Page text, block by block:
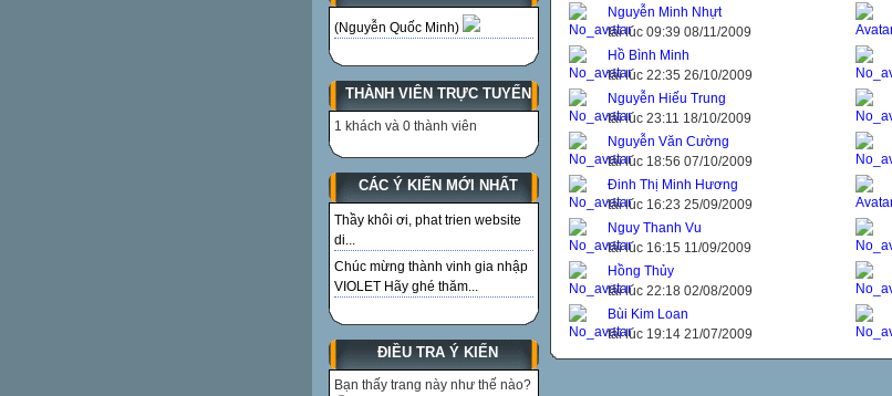
(Nguyễn Quốc Minh)
THÀNH VIÊN TRỰC TUYẾN
1 khách và 0 thành viên
CÁC Ý KIẾN MỚI NHẤT
Thầy khôi ơi, phat trien website
di...
Chúc mừng thành vinh gia nhập
VIOLET Hãy ghé thăm...
ĐIỀU TRA Ý KIẾN
Bạn thấy trang này như thế nào?
Nguyễn Minh Nhựt
tải lúc 09:39 08/11/2009
Hồ Bình Minh
tải lúc 22:35 26/10/2009
Nguyễn Hiếu Trung
tải lúc 23:11 18/10/2009
Nguyễn Văn Cường
tải lúc 18:56 07/10/2009
Đinh Thị Minh Hương
tải lúc 16:23 25/09/2009
Nguy Thanh Vu
tải lúc 16:15 11/09/2009
Hồng Thủy
tải lúc 22:18 02/08/2009
Bùi Kim Loan
tải lúc 19:14 21/07/2009